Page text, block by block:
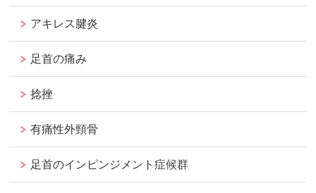
アキレス腱炎
足首の痛み
捻挫
有痛性外頸骨
足首のインピンジメント症候群